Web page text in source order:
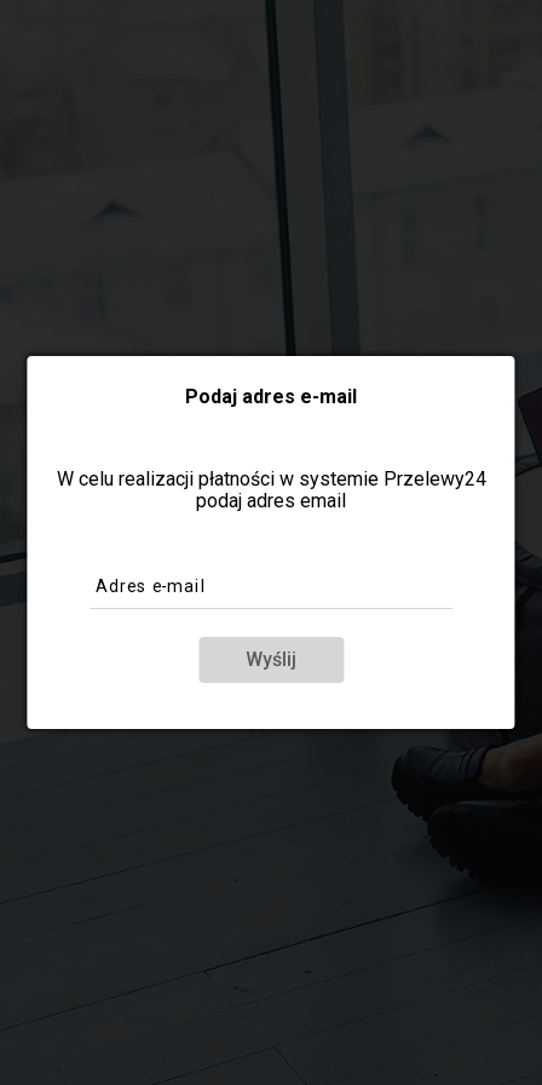
Wybierz formę płatności
Podaj adres e-mail
W celu realizacji płatności w systemie Przelewy24
podaj adres email
Adres e-mail
Wyślij